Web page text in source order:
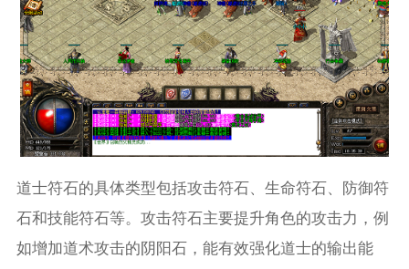
道士符石的具体类型包括攻击符石、生命符石、防御符
石和技能符石等。攻击符石主要提升角色的攻击力，例
如增加道术攻击的阴阳石，能有效强化道士的输出能